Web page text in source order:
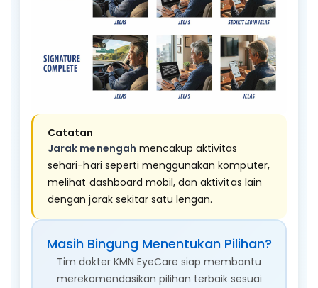
Catatan
Jarak menengah mencakup aktivitas
sehari-hari seperti menggunakan komputer,
melihat dashboard mobil, dan aktivitas lain
dengan jarak sekitar satu lengan.
Masih Bingung Menentukan Pilihan?
Tim dokter KMN EyeCare siap membantu
merekomendasikan pilihan terbaik sesuai